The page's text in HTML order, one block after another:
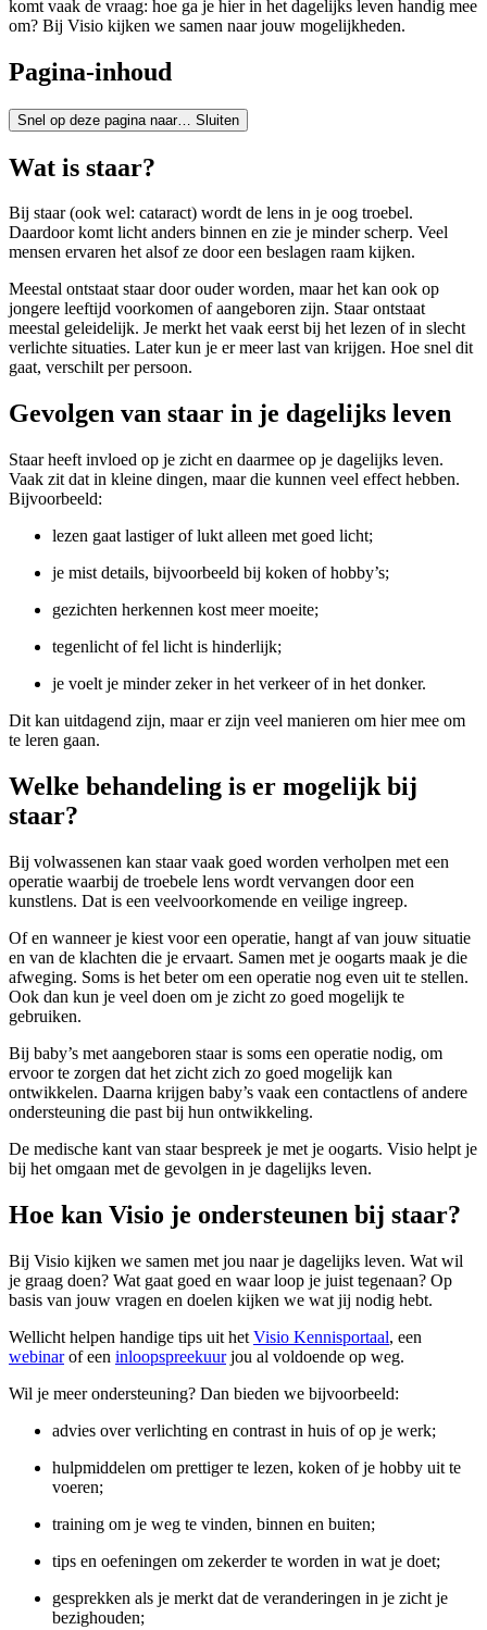
komt vaak de vraag: hoe ga je hier in het dagelijks leven handig mee
om? Bij Visio kijken we samen naar jouw mogelijkheden.
Pagina-inhoud
Snel op deze pagina naar… Sluiten
Wat is staar?
Bij staar (ook wel: cataract) wordt de lens in je oog troebel.
Daardoor komt licht anders binnen en zie je minder scherp. Veel
mensen ervaren het alsof ze door een beslagen raam kijken.
Meestal ontstaat staar door ouder worden, maar het kan ook op
jongere leeftijd voorkomen of aangeboren zijn. Staar ontstaat
meestal geleidelijk. Je merkt het vaak eerst bij het lezen of in slecht
verlichte situaties. Later kun je er meer last van krijgen. Hoe snel dit
gaat, verschilt per persoon.
Gevolgen van staar in je dagelijks leven
Staar heeft invloed op je zicht en daarmee op je dagelijks leven.
Vaak zit dat in kleine dingen, maar die kunnen veel effect hebben.
Bijvoorbeeld:
lezen gaat lastiger of lukt alleen met goed licht;
je mist details, bijvoorbeeld bij koken of hobby’s;
gezichten herkennen kost meer moeite;
tegenlicht of fel licht is hinderlijk;
je voelt je minder zeker in het verkeer of in het donker.
Dit kan uitdagend zijn, maar er zijn veel manieren om hier mee om
te leren gaan.
Welke behandeling is er mogelijk bij
staar?
Bij volwassenen kan staar vaak goed worden verholpen met een
operatie waarbij de troebele lens wordt vervangen door een
kunstlens. Dat is een veelvoorkomende en veilige ingreep.
Of en wanneer je kiest voor een operatie, hangt af van jouw situatie
en van de klachten die je ervaart. Samen met je oogarts maak je die
afweging. Soms is het beter om een operatie nog even uit te stellen.
Ook dan kun je veel doen om je zicht zo goed mogelijk te
gebruiken.
Bij baby’s met aangeboren staar is soms een operatie nodig, om
ervoor te zorgen dat het zicht zich zo goed mogelijk kan
ontwikkelen. Daarna krijgen baby’s vaak een contactlens of andere
ondersteuning die past bij hun ontwikkeling.
De medische kant van staar bespreek je met je oogarts. Visio helpt je
bij het omgaan met de gevolgen in je dagelijks leven.
Hoe kan Visio je ondersteunen bij staar?
Bij Visio kijken we samen met jou naar je dagelijks leven. Wat wil
je graag doen? Wat gaat goed en waar loop je juist tegenaan? Op
basis van jouw vragen en doelen kijken we wat jij nodig hebt.
Wellicht helpen handige tips uit het Visio Kennisportaal, een
webinarof een inloopspreekuurjou al voldoende op weg.
Wil je meer ondersteuning? Dan bieden we bijvoorbeeld:
advies over verlichting en contrast in huis of op je werk;
hulpmiddelen om prettiger te lezen, koken of je hobby uit te
voeren;
training om je weg te vinden, binnen en buiten;
tips en oefeningen om zekerder te worden in wat je doet;
gesprekken als je merkt dat de veranderingen in je zicht je
bezighouden;